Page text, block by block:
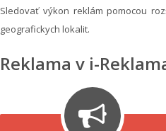
Sledovať výkon reklám pomocou
geografickych lokalit.
Reklama v i-